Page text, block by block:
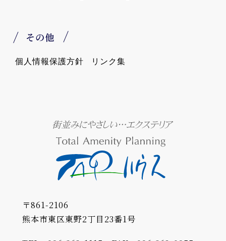
その他
個人情報保護方針 リンク集
〒861-2106
熊本市東区東野2丁目23番1号